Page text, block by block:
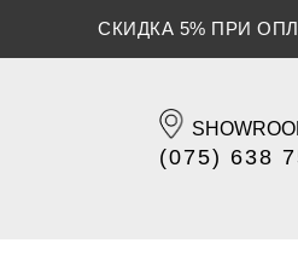
СКИДКА 5% ПРИ
(075) 638